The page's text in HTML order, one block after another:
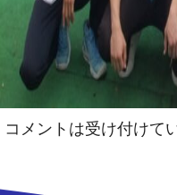
コメントは受け付けて